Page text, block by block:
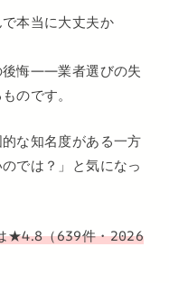
本当に大丈夫か
後悔——業者選びの失
のです。
な知名度がある一方
では？」と気になっ
★4.8（639件・2026